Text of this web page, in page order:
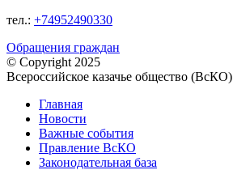
тел.: +74952490330
Обращения граждан
© Copyright 2025
Всероссийское казачье общество (ВсКО)
Главная
Новости
Важные события
Правление ВсКО
Законодательная база